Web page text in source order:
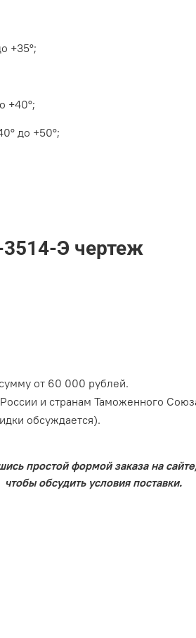
+35°;
+40°;
до +50°;
Э чертеж
от 60 000 рублей.
и странам Таможенного
обсуждается).
простой формой заказа на
чтобы обсудить условия поставки.